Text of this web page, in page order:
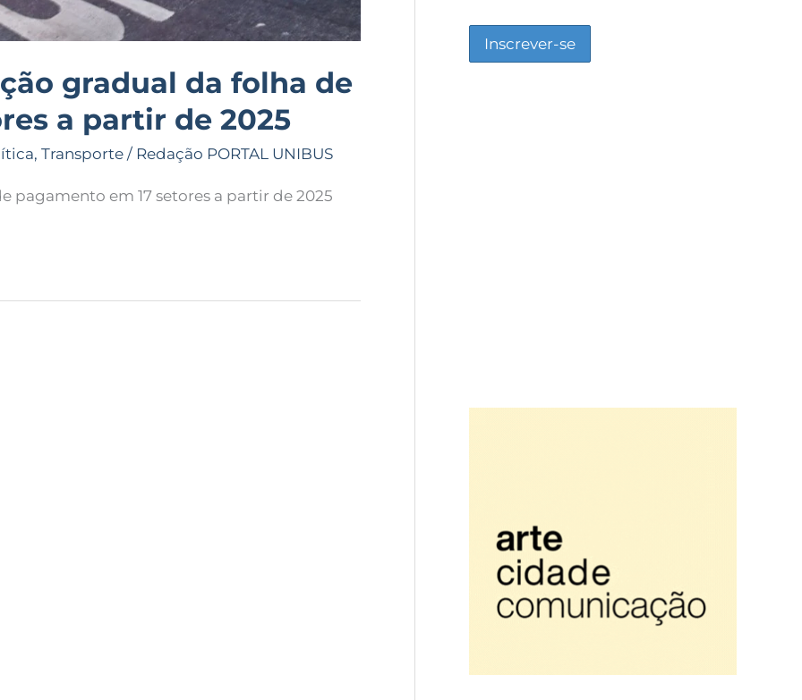
gradual da folha de
a partir de 2025
, Transporte / Redação PORTAL UNIBUS
pagamento em 17 setores a partir de 2025